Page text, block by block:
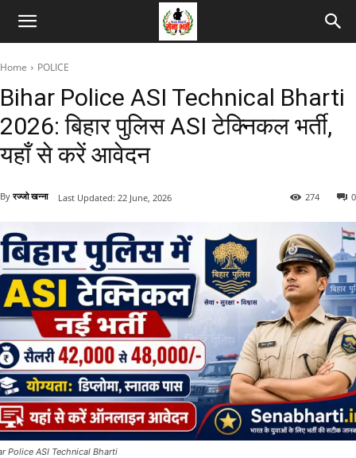
Home POLICE
Bihar Police ASI Technical Bharti
2026: बिहार पुलिस ASI टेक्निकल भर्ती,
यहाँ से करें आवेदन
By रज्जो खन्ना 0
274
Last Updated: 22 June, 2026
Police ASI Technical Bharti